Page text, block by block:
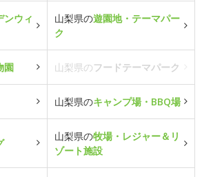
ンウィ
山梨県の遊園地・テーマパー
ク
園 山梨県のフードテーマパーク
山梨県のキャンプ場・BBQ場
山梨県の牧場・レジャー＆リ
ゾート施設